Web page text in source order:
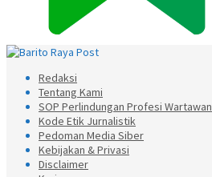
Redaksi
Tentang Kami
SOP Perlindungan Profesi Wartawan
Kode Etik Jurnalistik
Pedoman Media Siber
Kebijakan & Privasi
Disclaimer